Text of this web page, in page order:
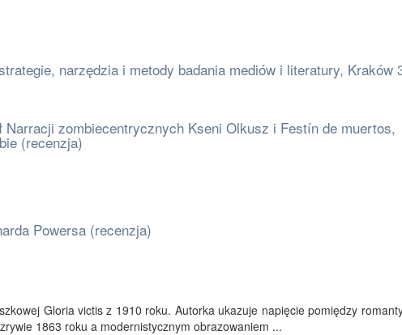
narzędzia i metody badania mediów i literatury, Kraków
zombiecentrycznych Kseni Olkusz i Festín de muertos,
(recenzja)
Powersa (recenzja)
Gloria victis z 1910 roku. Autorka ukazuje napięcie pomiędzy
1863 roku a modernistycznym obrazowaniem ...